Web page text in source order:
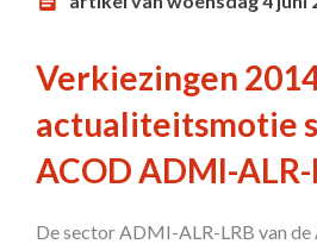
Verkiezingen
actualiteitsmotie
ACOD ADMI-ALR-
De sector ADMI-ALR-LRB van de